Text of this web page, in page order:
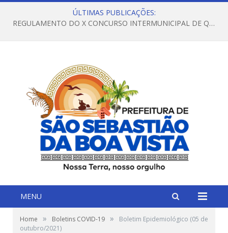
ÚLTIMAS PUBLICAÇÕES:
REGULAMENTO DO X CONCURSO INTERMUNICIPAL DE QUADRILHAS JUNINAS – 2026 – ARRAIÁ DA VENEZA
MENU
Home » Boletins COVID-19 »
Boletim Epidemiológico (05 de
outubro/2021)